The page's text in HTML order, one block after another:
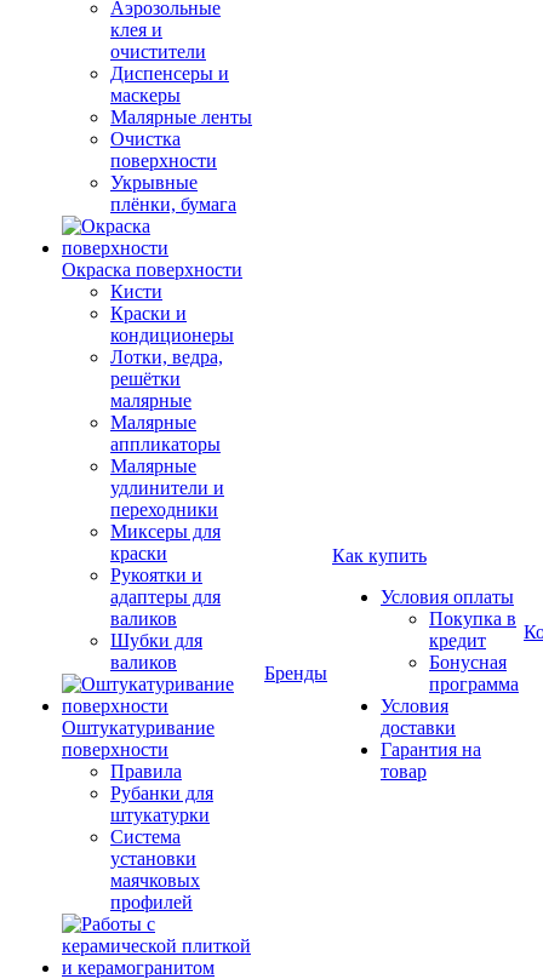
Аэрозольные
клея и
очистители
Диспенсеры и
маскеры
Малярные ленты
Очистка
поверхности
Укрывные
плёнки, бумага
Окраска поверхности
Кисти
Краски и
кондиционеры
Лотки, ведра,
решётки
малярные
Малярные
аппликаторы
Малярные
удлинители и
переходники
Миксеры для
краски
Рукоятки и
адаптеры для
валиков
Шубки для
валиков
Оштукатуривание
поверхности
Правила
Рубанки для
штукатурки
Система
установки
маячковых
профилей
Бренды
Как купить
Условия оплаты
Покупка в
кредит
Бонусная
программа
Условия
доставки
Гарантия на
товар